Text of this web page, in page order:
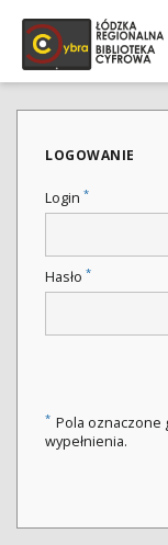
LOGOWANIE
Login *
Hasło *
* Pola oznaczone
wypełnienia.